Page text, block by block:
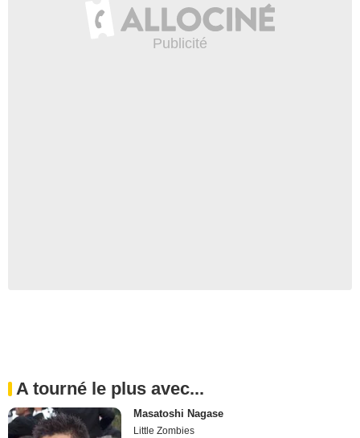
A tourné le plus avec...
Masatoshi Nagase
Little Zombies